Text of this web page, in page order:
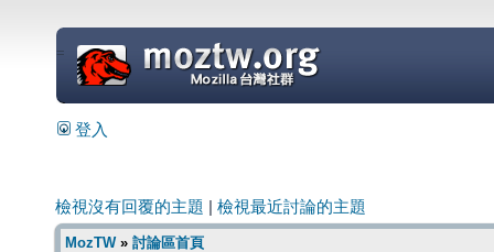
=
登入
檢視沒有回覆的主題 檢視最近討論的主題
MozTW» 討論區首頁